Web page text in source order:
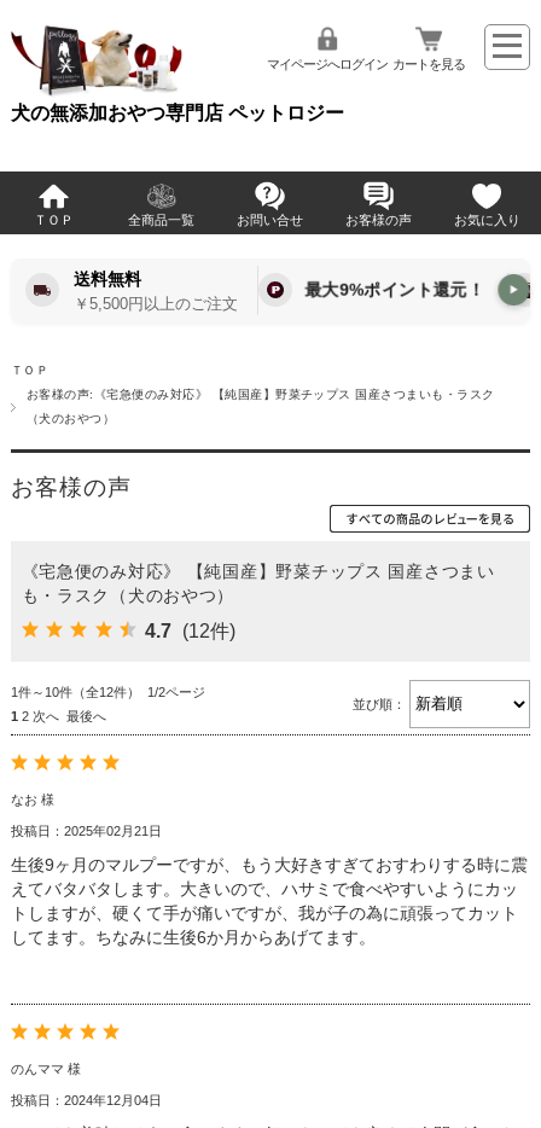
犬の無添加おやつ専門店 ペットロジー
マイページへログイン カートを見る
ＴＯＰ 全商品一覧 お問い合せ お客様の声 お気に入り
送料無料
￥5,500円以上のご注文
最大9%ポイント還元！ ▶
ＴＯＰ
お客様の声:《宅急便のみ対応》 【純国産】野菜チップス 国産さつまいも・ラスク
（犬のおやつ）
お客様の声
《宅急便のみ対応》 【純国産】野菜チップス 国産さつまい
も・ラスク（犬のおやつ）
4.7 (12件)
1件～10件（全12件） 1/2ページ
1 2 次へ 最後へ
並び順：
なお 様
投稿日：2025年02月21日
生後9ヶ月のマルプーですが、もう大好きすぎておすわりする時に震
えてバタバタします。大きいので、ハサミで食べやすいようにカッ
トしますが、硬くて手が痛いですが、我が子の為に頑張ってカット
してます。ちなみに生後6か月からあげてます。
のんママ 様
投稿日：2024年12月04日